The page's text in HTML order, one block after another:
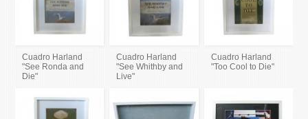
Cuadro Harland
"See Ronda and
Die"
Cuadro Harland
"See Whithby and
Live"
Cuadro Harland
"Too Cool to Die"